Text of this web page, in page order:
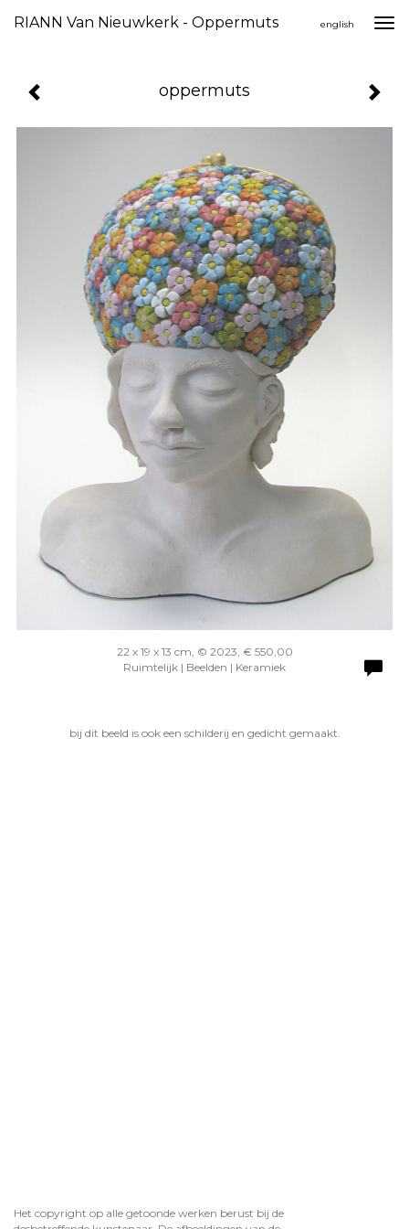
RIANN Van Nieuwkerk - Oppermuts english
oppermuts
22 x 19 x 13 cm, © 2023, € 550,00
Ruimtelijk | Beelden | Keramiek
bij dit beeld is ook een schilderij en gedicht gemaakt.
Het copyright op alle getoonde werken berust bij de